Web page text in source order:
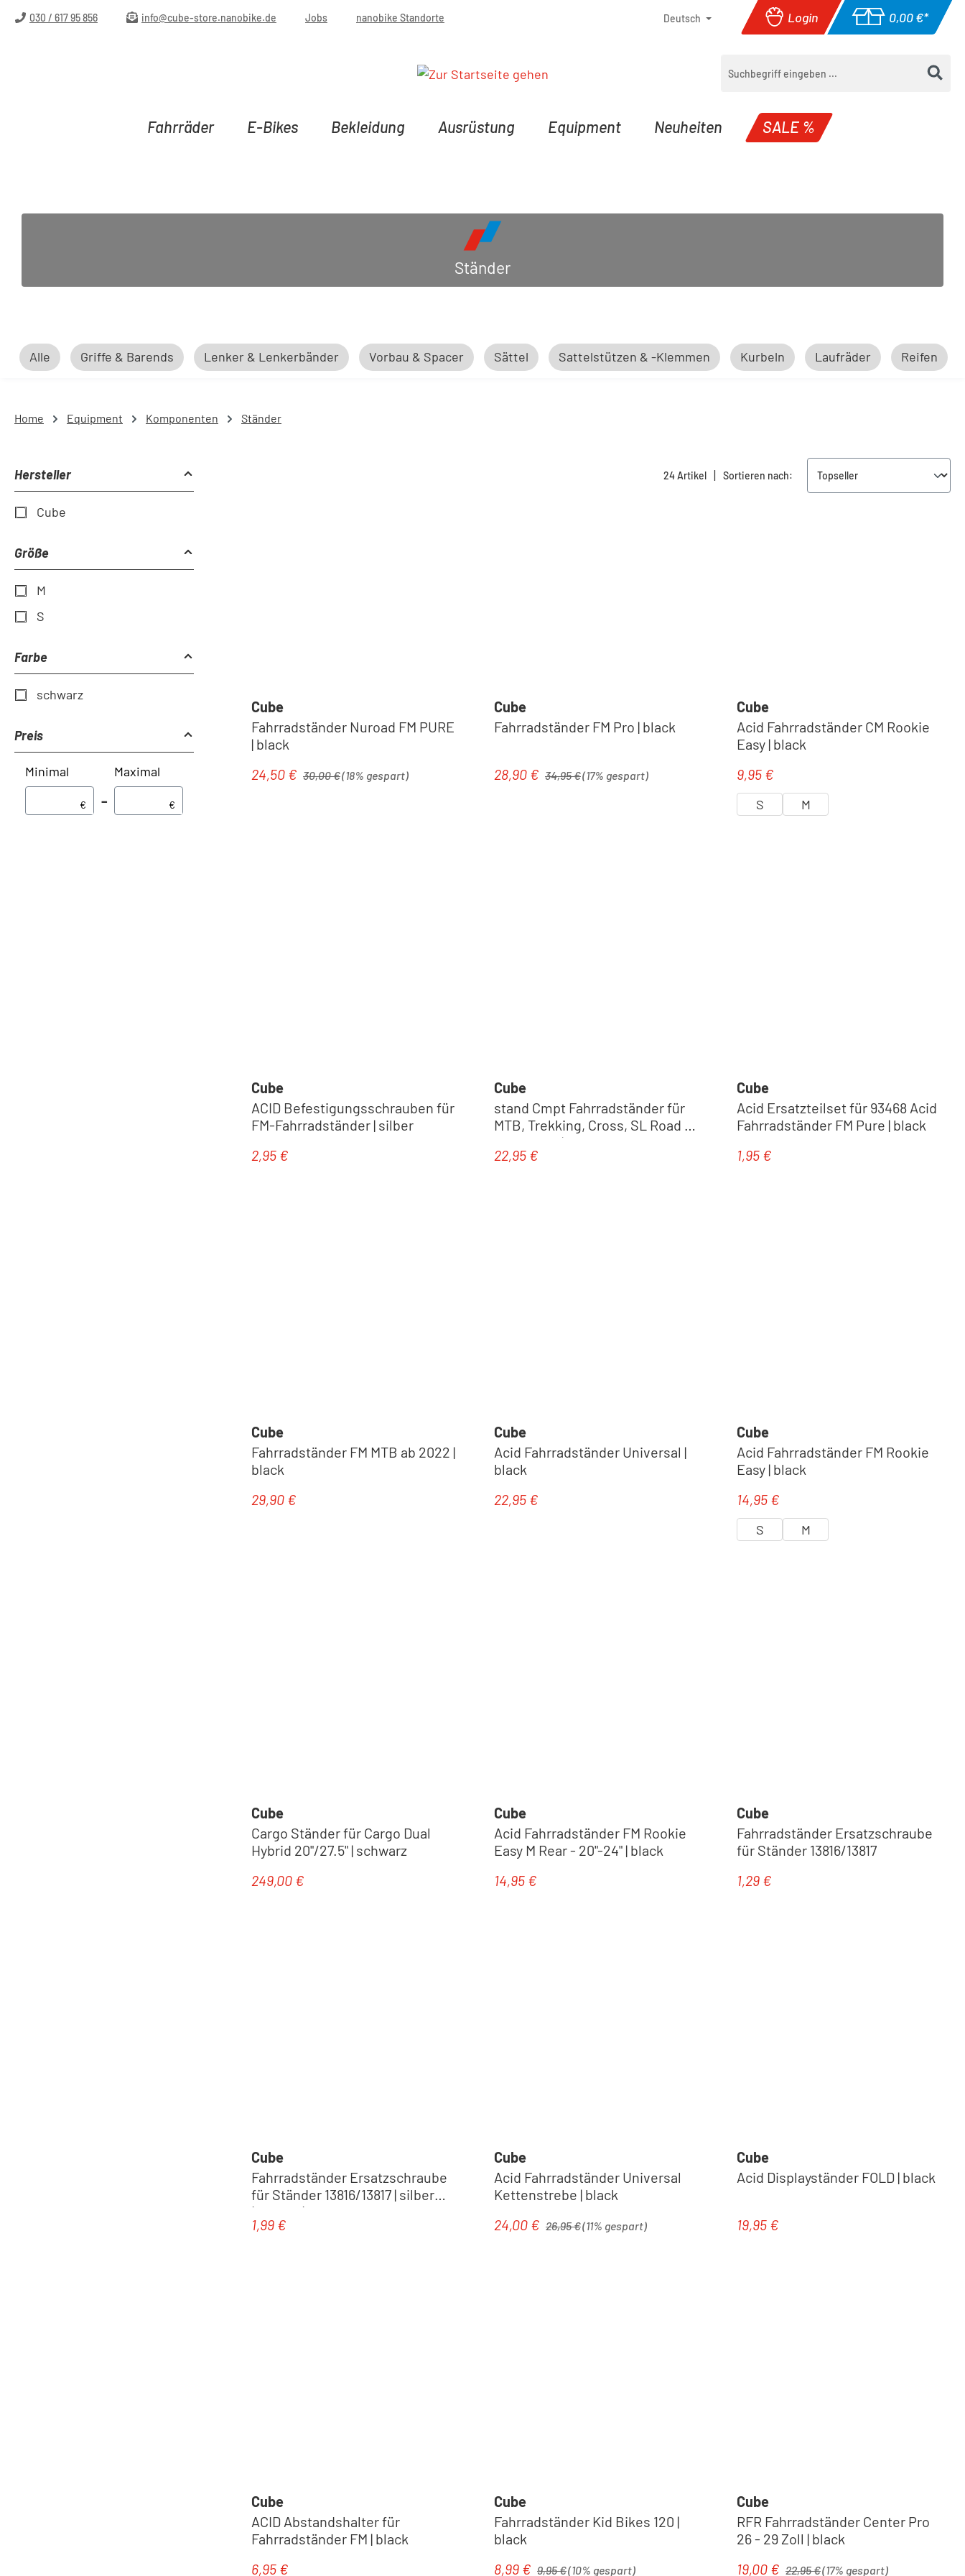
Hauptinhalt springen
Zur Suche springen
Zur Hauptnavigation springen
030 / 617 95 856 info@cube-store.nanobike.de Jobs nanobike Standorte Deutsch Login 0,00 €*
Warenkorb
Fahrräder E-Bikes Bekleidung Ausrüstung Equipment Neuheiten SALE %
Ständer
Alle Griffe & Barends Lenker & Lenkerbänder Vorbau & Spacer Sättel Sattelstützen & -Klemmen Kurbeln Laufräder Reifen
Home Equipment Komponenten Ständer
Hersteller
Cube
Größe
M
S
Farbe
schwarz
Preis
Minimal
€ –
Maximal
€
24 Artikel | Sortieren nach:
Cube
Fahrradständer Nuroad FM PURE
| black
Verkaufspreis:
24,50 € 30,00 €(18% gespart)
Cube
Fahrradständer FM Pro | black
Verkaufspreis:
28,90 € 34,95 €(17% gespart)
Cube
Acid Fahrradständer CM Rookie
Easy | black
Regulärer Preis:
9,95 €
S M
Cube
ACID Befestigungsschrauben für
FM-Fahrradständer | silber
Regulärer Preis:
2,95 €
Cube
stand Cmpt Fahrradständer für
MTB, Trekking, Cross, SL Road ab
2015-2022 | black
Regulärer Preis:
22,95 €
Cube
Acid Ersatzteilset für 93468 Acid
Fahrradständer FM Pure | black
Regulärer Preis:
1,95 €
Cube
Fahrradständer FM MTB ab 2022 |
black
Regulärer Preis:
29,90 €
Cube
Acid Fahrradständer Universal |
black
Regulärer Preis:
22,95 €
Cube
Acid Fahrradständer FM Rookie
Easy | black
Regulärer Preis:
14,95 €
S M
Cube
Cargo Ständer für Cargo Dual
Hybrid 20"/27.5" | schwarz
Regulärer Preis:
249,00 €
Cube
Acid Fahrradständer FM Rookie
Easy M Rear - 20"-24" | black
Regulärer Preis:
14,95 €
Cube
Fahrradständer Ersatzschraube
für Ständer 13816/13817
Regulärer Preis:
1,29 €
Cube
Fahrradständer Ersatzschraube
für Ständer 13816/13817 | silber
(rostfrei)
Regulärer Preis:
1,99 €
Cube
Acid Fahrradständer Universal
Kettenstrebe | black
Verkaufspreis:
24,00 € 26,95 €(11% gespart)
Cube
Acid Displayständer FOLD | black
Regulärer Preis:
19,95 €
Cube
ACID Abstandshalter für
Fahrradständer FM | black
Regulärer Preis:
6,95 €
Cube
Fahrradständer Kid Bikes 120 |
black
Verkaufspreis:
8,99 € 9,95 €(10% gespart)
Cube
RFR Fahrradständer Center Pro
26 - 29 Zoll | black
Verkaufspreis:
19,00 € 22,95 €(17% gespart)